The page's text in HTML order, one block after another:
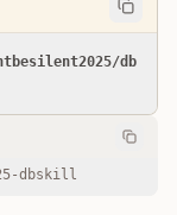
db
dbskill